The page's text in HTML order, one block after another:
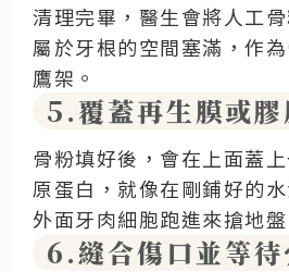
清理完畢，醫生會將人工
屬於牙根的空間塞滿，作
鷹架。
5.覆蓋再生膜或
骨粉填好後，會在上面蓋
原蛋白，就像在剛鋪好的
外面牙肉細胞跑進來搶地盤
6.縫合傷口並等待